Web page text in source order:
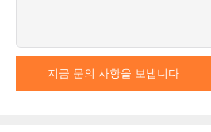
지금 문의 사항을 보냅니다